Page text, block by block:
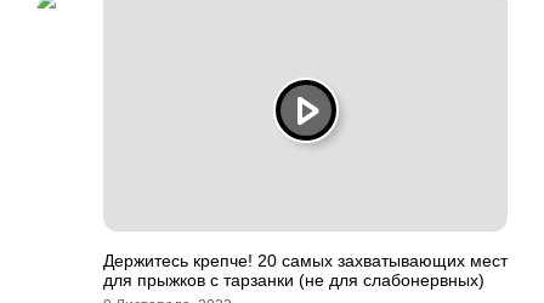
Держитесь крепче! 20 самых захватывающих мест
для прыжков с тарзанки (не для слабонервных)